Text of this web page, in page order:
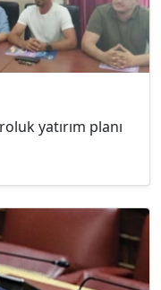
yatırım planı